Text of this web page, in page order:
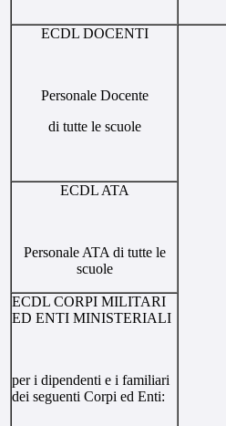
ECDL DOCENTI
Personale Docente
di tutte le scuole
ECDL ATA
Personale ATA di tutte le
scuole
ECDL CORPI MILITARI
ED ENTI MINISTERIALI
per i dipendenti e i familiari
dei seguenti Corpi ed Enti: